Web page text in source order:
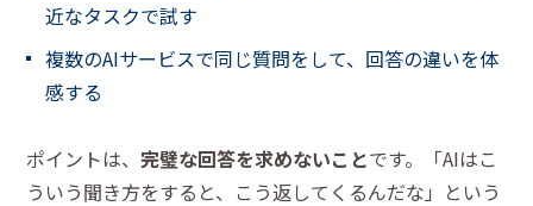
近なタスクで試す
複数のAIサービスで同じ質問をして、回答の違いを体
感する
ポイントは、 完璧な回答を求めないことです。「AIはこ
ういう聞き方をすると、こう返してくるんだな」という